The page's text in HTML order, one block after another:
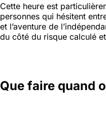
Cette heure est
personnes qui hésitent
et l’aventure de
du côté du risque calculé
Que faire quand